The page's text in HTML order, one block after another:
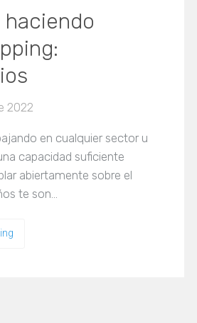
haciendo
2022
en cualquier sector u
capacidad suficiente
abiertamente sobre el
te son…